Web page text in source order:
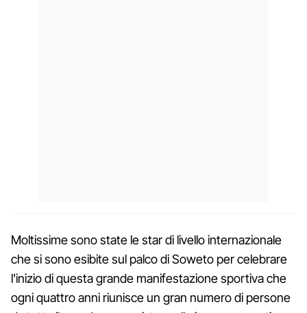
Moltissime sono state le star di livello internazionale
che si sono esibite sul palco di Soweto per celebrare
l'inizio di questa grande manifestazione sportiva che
ogni quattro anni riunisce un gran numero di persone